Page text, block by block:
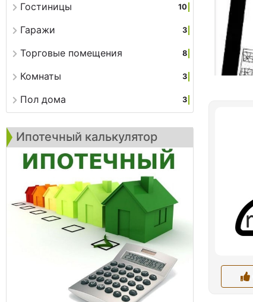
Гостиницы 10
Гаражи 3
Торговые помещения 8
Комнаты 3
Пол дома 3
Ипотечный калькулятор